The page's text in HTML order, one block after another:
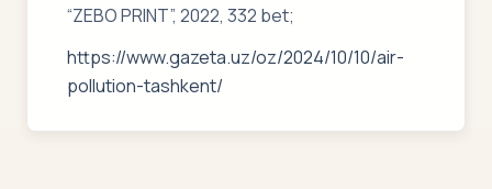
“ZEBO PRINT”, 2022, 332 bet;
https://www.gazeta.uz/oz/2024/10/10/air-
pollution-tashkent/